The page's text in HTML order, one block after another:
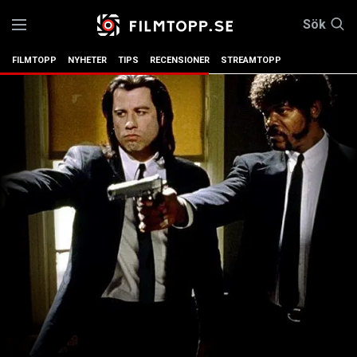
Sök
FILMTOPP NYHETER TIPS RECENSIONER STREAMTOPP